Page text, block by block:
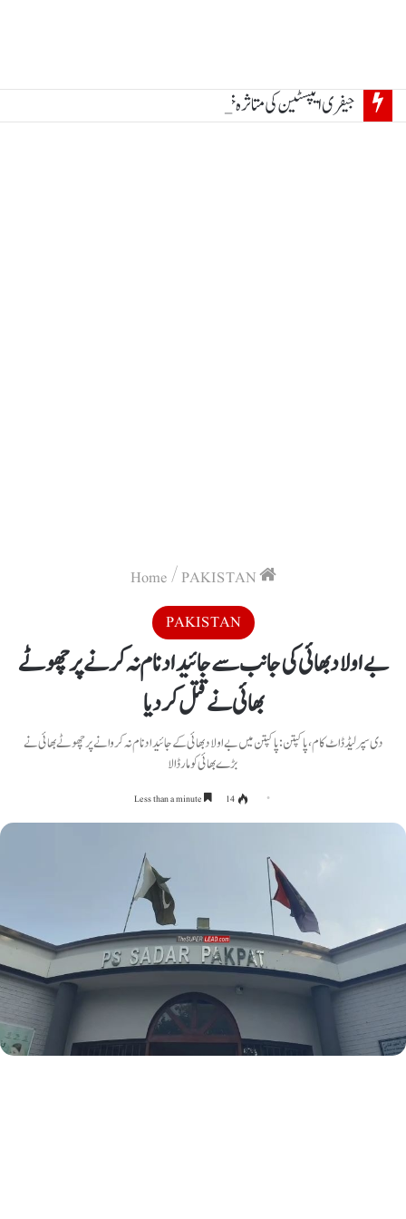
/ PAKISTAN
PAKISTAN
بے اولاد بھائی کی جانب سے جائیداد نام نہ کرنے پر چھوٹے
بھائی نے قتل کر دیا
دی سپرلیڈ ڈاٹ کام ،پاکپتن :پاکپتن میں بے اولاد بھائی کے جائیداد نام نہ کروانے پر چھوٹے بھائی نے
بڑے بھائی کو مار ڈالا
14